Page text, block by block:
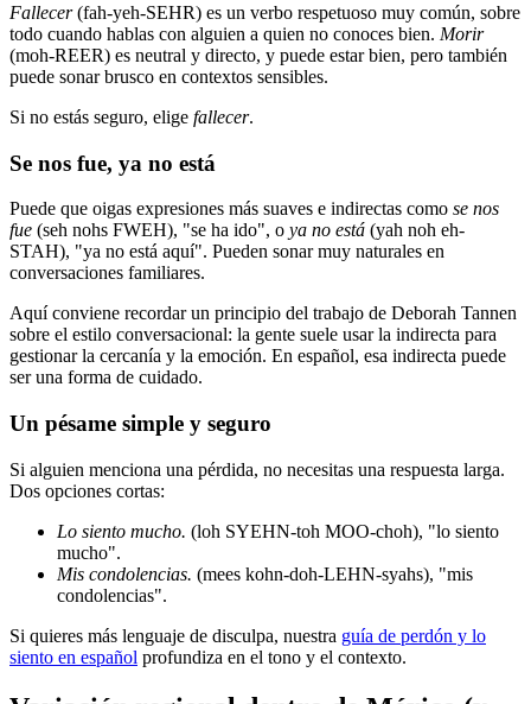
Fallecer(fah-yeh-SEHR) es un verbo respetuoso muy común, sobre
todo cuando hablas con alguien a quien no conoces bien. Morir
(moh-REER) es neutral y directo, y puede estar bien, pero también
puede sonar brusco en contextos sensibles.
Si no estás seguro, elige fallecer.
Se nos fue, ya no está
Puede que oigas expresiones más suaves e indirectas como se nos
fue (seh nohs FWEH), "se ha ido", o ya no está (yah noh eh-
STAH), "ya no está aquí". Pueden sonar muy naturales en
conversaciones familiares.
Aquí conviene recordar un principio del trabajo de Deborah Tannen
sobre el estilo conversacional: la gente suele usar la indirecta para
gestionar la cercanía y la emoción. En español, esa indirecta puede
ser una forma de cuidado.
Un pésame simple y seguro
Si alguien menciona una pérdida, no necesitas una respuesta larga.
Dos opciones cortas:
Lo siento mucho. (loh SYEHN-toh MOO-choh), "lo siento
mucho".
Mis condolencias. (mees kohn-doh-LEHN-syahs), "mis
condolencias".
Si quieres más lenguaje de disculpa, nuestra guía de perdón y lo
siento en español profundiza en el tono y el contexto.